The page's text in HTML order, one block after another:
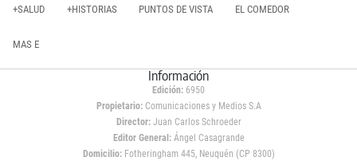
+SALUD +HISTORIAS PUNTOS DE VISTA EL COMEDOR
MAS E
Información
Edición: 6950
Propietario:Comunicaciones y Medios S.A
Director: Juan Carlos Schroeder
Editor General:Ángel Casagrande
Domicilio:Fotheringham 445, Neuquén (CP 8300)